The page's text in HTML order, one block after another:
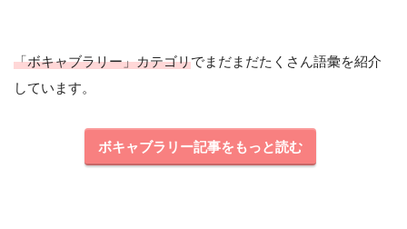
「ボキャブラリー」カテゴリでまだまだたくさん語彙を紹介
しています。
ボキャブラリー記事をもっと読む